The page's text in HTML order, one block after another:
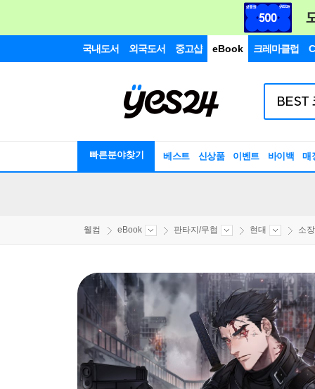
국내도서 외국도서 중고샵 eBook 크레마클럽
빠른분야찾기 베스트 신상품 이벤트 바이백 매
웰컴 eBook 판타지/무협 현대 소장